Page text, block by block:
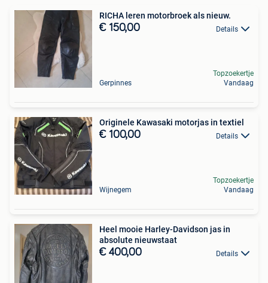
RICHA leren motorbroek als nieuw.
€ 150,00 Details
Gerpinnes
Topzoekertje
Vandaag
Originele Kawasaki motorjas in textiel
€ 100,00 Details
Wijnegem
Topzoekertje
Vandaag
Heel mooie Harley-Davidson jas in
absolute nieuwstaat
€ 400,00 Details